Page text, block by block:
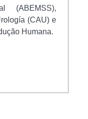
(ABEMSS),
(CAU) e
Humana.